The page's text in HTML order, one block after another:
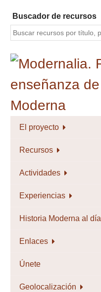
contenido
principal
Buscador de recursos
El proyecto
Recursos
Actividades
Experiencias
Historia Moderna al día
Enlaces
Únete
Geolocalización